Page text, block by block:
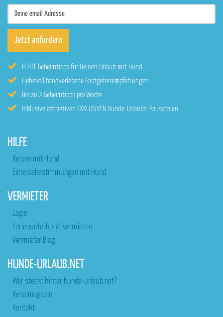
ECHTE Geheimtipps für Deinen Urlaub mit Hund
Liebevoll handverlesene Gastgeberempfehlungen
Bis zu 2 Geheimtipps pro Woche
Inklusive attraktiven EXKLUSIVEN Hunde-Urlaubs-Pauschalen
HILFE
Reisen mit Hund
Einreisebestimmungen mit Hund
VERMIETER
Login
Ferienunterkunft vermieten
Vermieter Blog
HUNDE-URLAUB.NET
Wer steckt hinter hunde-urlaub.net?
Reisemagazin
Kontakt